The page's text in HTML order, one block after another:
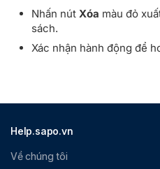
Nhấn nút Xóa màu đỏ
sách.
Xác nhận hành động để
Help.sapo.vn
Về chúng tôi